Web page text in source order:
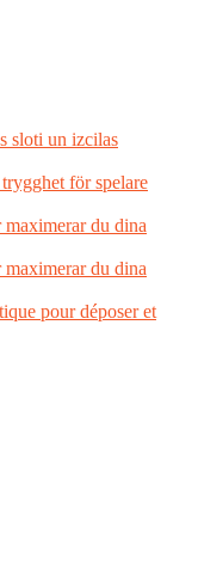
sloti un izcilas
för spelare
du dina
du dina
pour déposer et